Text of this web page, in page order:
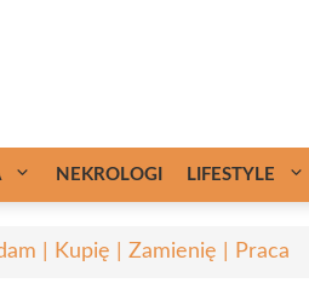
NEKROLOGI LIFESTYLE
| Kupię | Zamienię | Praca